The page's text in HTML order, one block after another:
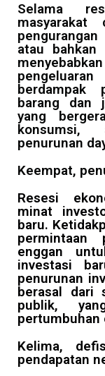
Selama
masyarakat
atau bahkan
berdampak
barang dan
yang
konsumsi,
penurunan
Keempat,
Resesi
minat
baru.
permintaan
enggan
investasi
penurunan
berasal dari
publik,
pertumbuhan
Kelima,
pendapatan